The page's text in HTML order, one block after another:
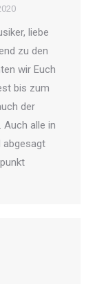
liebe
zu den
wir Euch
bis zum
der
Auch alle in
abgesagt